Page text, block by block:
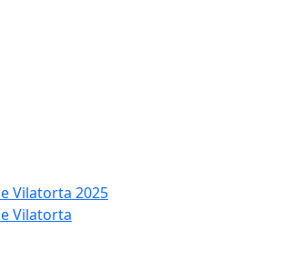
Vilatorta 2025
Vilatorta